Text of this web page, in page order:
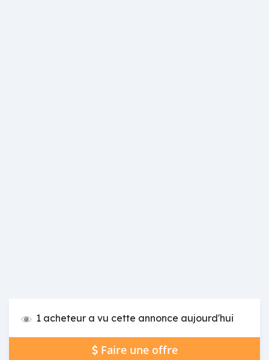
1 acheteur a vu cette annonce aujourd'hui
Faire une offre